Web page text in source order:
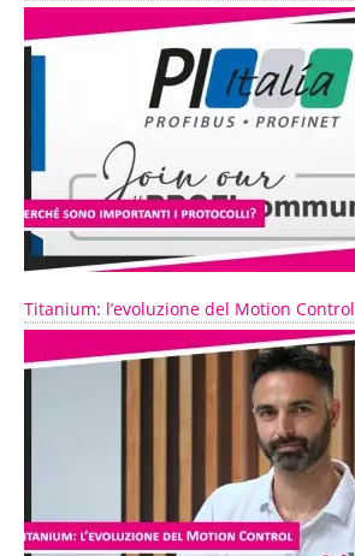
Titanium: l’evoluzione del Motion Control